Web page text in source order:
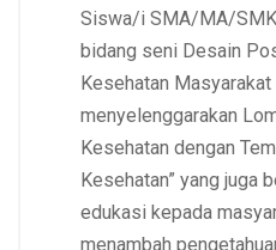
Siswa/i SMA/MA/
bidang seni Desain
Kesehatan
menyelenggarakan
Kesehatan dengan
Kesehatan” yang juga
edukasi kepada
menambah